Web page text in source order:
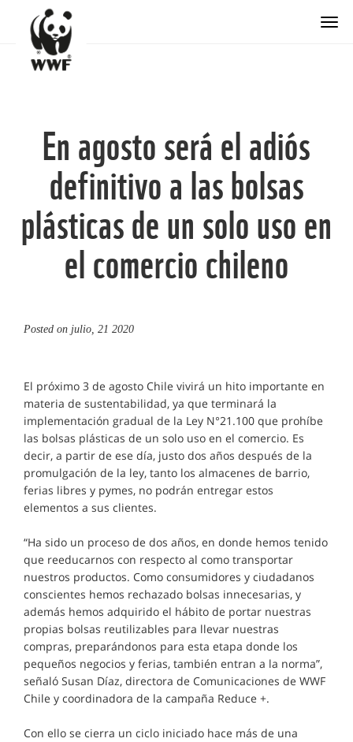
En agosto será el adiós
definitivo a las bolsas
plásticas de un solo uso en
el comercio chileno
Posted on julio, 21 2020
El próximo 3 de agosto Chile vivirá un hito importante en
materia de sustentabilidad, ya que terminará la
implementación gradual de la Ley N°21.100 que prohíbe
las bolsas plásticas de un solo uso en el comercio. Es
decir, a partir de ese día, justo dos años después de la
promulgación de la ley, tanto los almacenes de barrio,
ferias libres y pymes, no podrán entregar estos
elementos a sus clientes.
“Ha sido un proceso de dos años, en donde hemos tenido
que reeducarnos con respecto al como transportar
nuestros productos. Como consumidores y ciudadanos
conscientes hemos rechazado bolsas innecesarias, y
además hemos adquirido el hábito de portar nuestras
propias bolsas reutilizables para llevar nuestras
compras, preparándonos para esta etapa donde los
pequeños negocios y ferias, también entran a la norma”,
señaló Susan Díaz, directora de Comunicaciones de WWF
Chile y coordinadora de la campaña Reduce +.
Con ello se cierra un ciclo iniciado hace más de una